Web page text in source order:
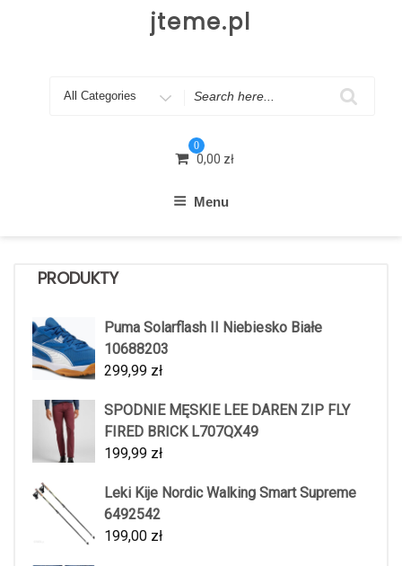
jteme.pl
Search
0
0,00 zł
Menu
PRODUKTY
Puma Solarflash II Niebiesko Białe
10688203
299,99 zł
SPODNIE MĘSKIE LEE DAREN ZIP FLY
FIRED BRICK L707QX49
199,99 zł
Leki Kije Nordic Walking Smart Supreme
6492542
199,00 zł